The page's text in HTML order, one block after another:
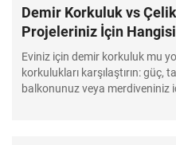
Demir Korkuluk vs
Projeleriniz İçin
Eviniz için demir korkuluk mu
korkulukları karşılaştırın: güç,
balkonunuz veya merdiveniniz